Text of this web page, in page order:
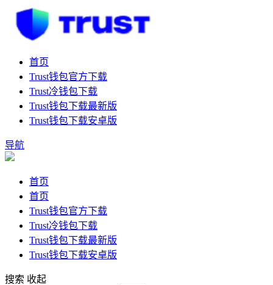
首页
Trust钱包官方下载
Trust冷钱包下载
Trust钱包下载最新版
Trust钱包下载安卓版
导航
首页
首页
Trust钱包官方下载
Trust冷钱包下载
Trust钱包下载最新版
Trust钱包下载安卓版
搜索 收起